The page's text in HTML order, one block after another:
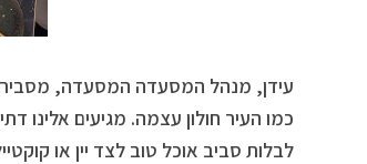
עידן, מנהל המסעדה המסעדה,
כמו העיר חולון עצמה. מגיעים אלינו
לבלות סביב אוכל טוב לצד יין או